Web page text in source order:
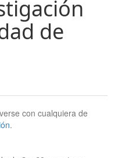
de
con cualquiera de
.